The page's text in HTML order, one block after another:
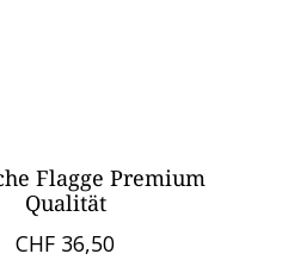
Flagge Premium
Qualität
CHF 36,50